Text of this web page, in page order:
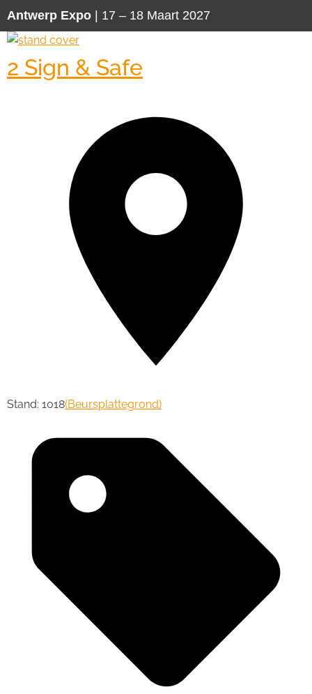
Antwerp Expo | 17 – 18 Maart 2027
2 Sign & Safe
Stand: 1018(Beursplattegrond)